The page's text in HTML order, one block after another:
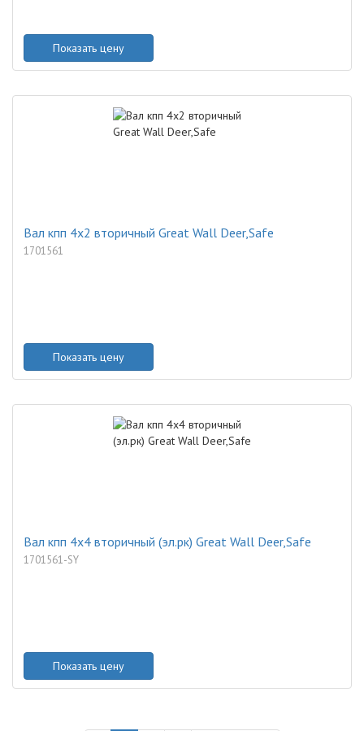
Показать цену
Вал кпп 4x2 вторичный Great Wall Deer,Safe
1701561
Показать цену
Вал кпп 4x4 вторичный (эл.рк) Great Wall Deer,Safe
1701561-SY
Показать цену